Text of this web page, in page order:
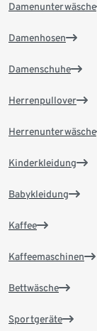
Damenunterwäsche
Damenhosen
Damenschuhe
Herrenpullover
Herrenunterwäsche
Kinderkleidung
Babykleidung
Kaffee
Kaffeemaschinen
Bettwäsche
Sportgeräte